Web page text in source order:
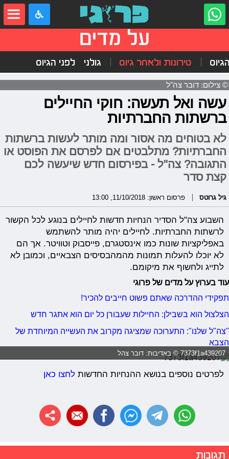
על מדים
טירונות ולאחר גיוס גולני לפני הגיוס
© צילום: דובר צה"ל
עשה ואל תעשה: חוקי החיילים
ברשתות החברתיות
לא בטוחים מה אסור ומה מותר לעשות ברשתות
החברתיות? מתלבטים אם לפרסם את הפוסט או
התגובה? צה"ל - בפירסום חדש שיעשה לכם
קצת סדר
גיל גרוטס פרסום ראשון: 11/10/2018, 13:00
השבוע צה"ל הסדיר הנחיות חדשות לחיילים בנוגע לכל הקשור
לרשתות החברתיות. לחיילים יהיה מותר להשתמש
באפליקציות שונות כמו אינסטגרם, פייסבוק וטוויטר. אך הם
לא יוכלו להעלות תמונות מהמהבסיסים הצבאיים, וכמובן לא
לתייג ולחשוף את מיקומם.
עוד בערוץ על מדים של פרוגי
תפקידי ההדרכה שאתם פשוט חייבים להכיר!
הצלצול הוא בשבילן: החיילות שעבורן כל יום הוא אתגר חדש
"צה"ל שלנו": התערוכה שמציגה מקרוב את העשייה המיוחדת של
הצבא
7373f1a439207 © באדיבות: דובר צהל
לפרטים נוספים בנושא ההנחיות החדשותלחצו כאן
תגובות